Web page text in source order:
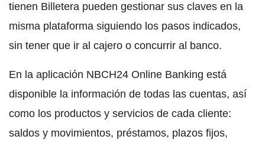
tienen Billetera pueden gestionar sus claves en la
misma plataforma siguiendo los pasos indicados,
sin tener que ir al cajero o concurrir al banco.
En la aplicación NBCH24 Online Banking está
disponible la información de todas las cuentas, así
como los productos y servicios de cada cliente:
saldos y movimientos, préstamos, plazos fijos,